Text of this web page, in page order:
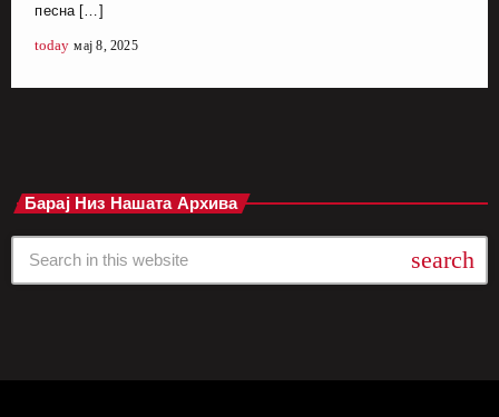
песна […]
today мај 8, 2025
Барај Низ Нашата Архива
search